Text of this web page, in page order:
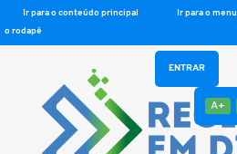
Ir para o conteúdo principal Ir para o menu
o rodapé
A+
ENTRAR